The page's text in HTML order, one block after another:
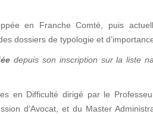
en Franche Comté, puis
dossiers de typologie et
depuis son inscription sur la liste
en Difficulté dirigé par le
d’Avocat, et du Master